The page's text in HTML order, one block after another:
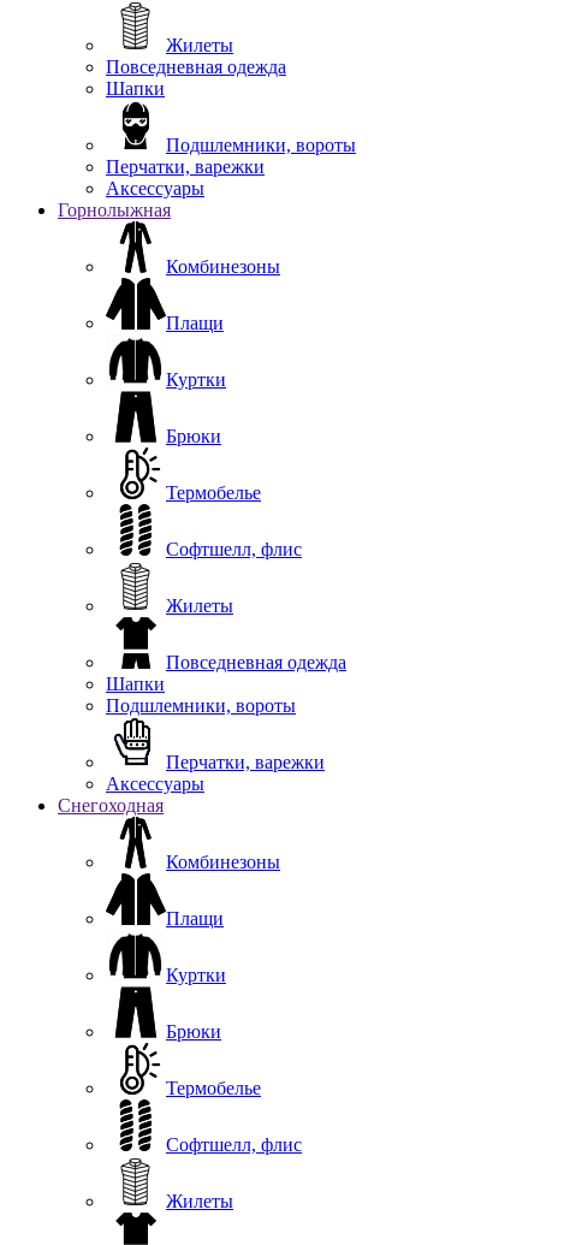
Жилеты
Повседневная одежда
Шапки
Подшлемники, вороты
Перчатки, варежки
Аксессуары
Горнолыжная
Комбинезоны
Плащи
Куртки
Брюки
Термобелье
Софтшелл, флис
Жилеты
Повседневная одежда
Шапки
Подшлемники, вороты
Перчатки, варежки
Аксессуары
Снегоходная
Комбинезоны
Плащи
Куртки
Брюки
Термобелье
Софтшелл, флис
Жилеты